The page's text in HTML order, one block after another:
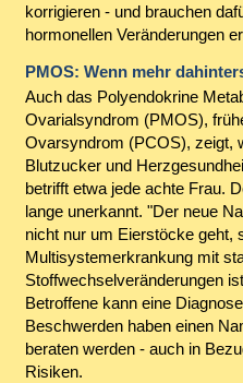
korrigieren - und brauchen
hormonellen Veränderungen
PMOS: Wenn mehr
Auch das Polyendokrine
Ovarialsyndrom (PMOS),
Ovarsyndrom (PCOS), zeigt,
Blutzucker und
betrifft etwa jede achte Frau.
lange unerkannt. "Der neue
nicht nur um Eierstöcke geht,
Multisystemerkrankung mit
Stoffwechselveränderungen
Betroffene kann eine
Beschwerden haben einen
beraten werden - auch in
Risiken.